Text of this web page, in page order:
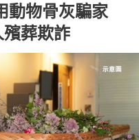
物骨灰騙家
葬欺詐